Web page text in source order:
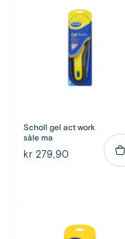
Scholl gel act work
såle ma
kr 279,90